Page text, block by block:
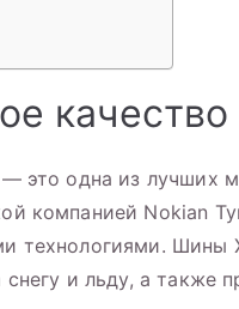
это одна из лучших
компанией Nokian
технологиями. Шины
и льду, а также